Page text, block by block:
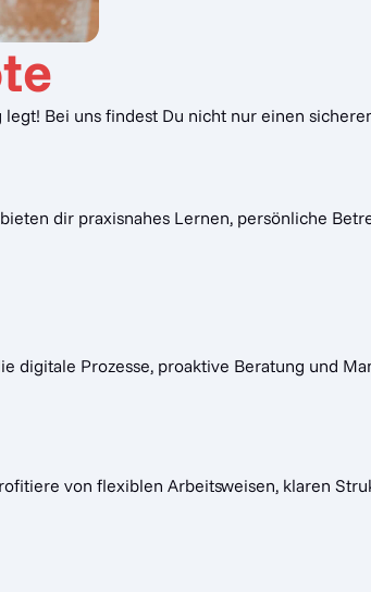
Bei uns findest Du nicht nur einen
dir praxisnahes Lernen, persönliche
digitale Prozesse, proaktive Beratung und
von flexiblen Arbeitsweisen, klaren